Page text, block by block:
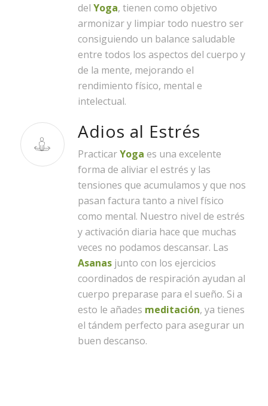
del Yoga, tienen como objetivo
armonizar y limpiar todo nuestro ser
consiguiendo un balance saludable
entre todos los aspectos del cuerpo y
de la mente, mejorando el
rendimiento físico, mental e
intelectual.
Adios al Estrés
PracticarYoga es una excelente
forma de aliviar el estrés y las
tensiones que acumulamos y que nos
pasan factura tanto a nivel físico
como mental. Nuestro nivel de estrés
y activación diaria hace que muchas
veces no podamos descansar. Las
Asanasjunto con los ejercicios
coordinados de respiración ayudan al
cuerpo preparase para el sueño. Si a
esto le añades meditación, ya tienes
el tándem perfecto para asegurar un
buen descanso.